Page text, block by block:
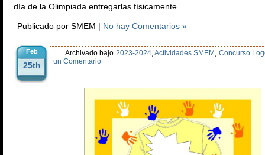
día de la Olimpiada entregarlas físicamente.
Publicado por SMEM | No hay Comentarios »
Feb
25th
Archivado bajo 2023-2024,Actividades SMEM , Concurso
un Comentario